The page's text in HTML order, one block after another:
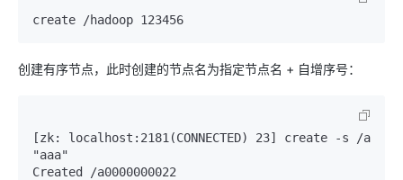
创建有序节点，此时创建的节点名为指定节点名 + 自增序号：
[zk: localhost:2181(CONNECTED) 23] create -s /a
"aaa"
Created /a0000000022